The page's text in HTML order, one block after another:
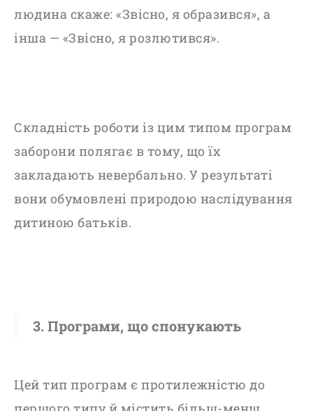
людина скаже: «Звісно, я образився», а
інша — «Звісно, я розлютився».
Складність роботи із цим типом програм
заборони полягає в тому, що їх
закладають невербально. У результаті
вони обумовлені природою наслідування
дитиною батьків.
3. Програми, що спонукають
Цей тип програм є протилежністю до